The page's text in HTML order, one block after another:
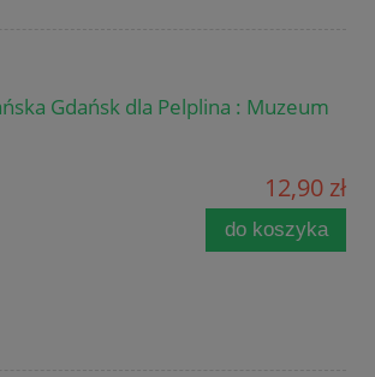
Gdańsk dla Pelplina : Muzeum
12,90 zł
do koszyka